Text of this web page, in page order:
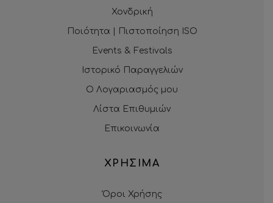
Χονδρική
Ποιότητα | Πιστοποίηση ISO
Events & Festivals
Ιστορικό Παραγγελιών
Ο Λογαριασμός μου
Λίστα Επιθυμιών
Επικοινωνία
ΧΡΗΣΙΜΑ
Όροι Χρήσης